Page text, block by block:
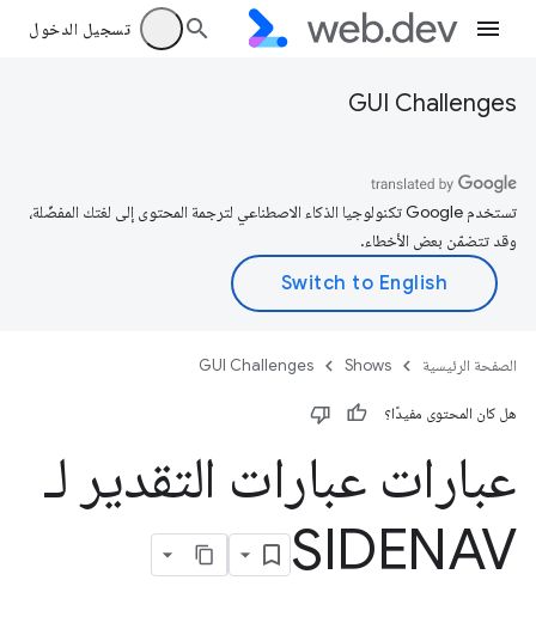
تسجيل الدخول
GUI Challenges
تستخدم Google تكنولوجيا الذكاء الاصطناعي لترجمة المحتوى إلى لغتك المفضّلة،
وقد تتضمّن بعض الأخطاء.
الصفحة الرئيسية Shows
GUI Challenges
هل كان المحتوى مفيدًا؟
عبارات عبارات التقدير لـ
SIDENAV